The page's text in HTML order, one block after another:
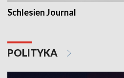
Schlesien Journal
POLITYKA